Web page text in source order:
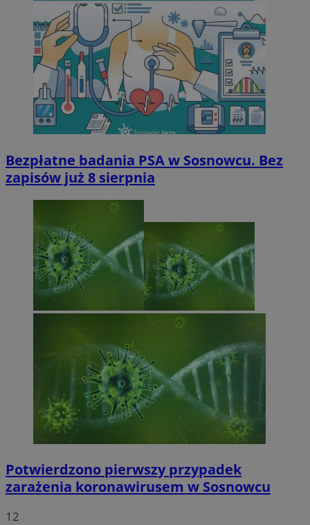
Bezpłatne badania PSA w Sosnowcu. Bez
zapisów już 8 sierpnia
Potwierdzono pierwszy przypadek
zarażenia koronawirusem w Sosnowcu
12